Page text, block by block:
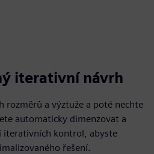
iterativní návrh
rozměrů a výztuže a poté nechte
automaticky dimenzovat a
iterativních kontrol, abyste
řešení.